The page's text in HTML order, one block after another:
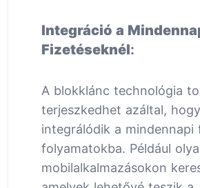
Integráció a
Fizetéseknél:
A blokklánc technológia
terjeszkedhet azáltal, hogy
integrálódik a mindennapi
folyamatokba. Például
mobilalkalmazásokon